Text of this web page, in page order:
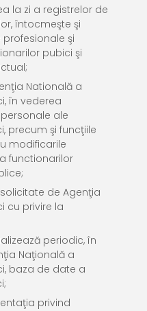
la zi a registrelor de
întocmeşte şi
şi
pubici şi
Natională a
în vederea
ale
precum şi funcţiile
modificarile
functionarilor
de Agenţia
cu privire la
periodic, în
Naţională a
baza de date a
privind